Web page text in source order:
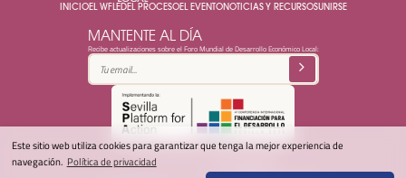
Este sitio web utiliza cookies para garantizar que tenga la mejor experiencia de
navegación. Política de privacidad
INICIOEL WFLEDEL PROCESOEL EVENTONOTICIAS Y RECURSOSUNIRSE
MANTENTE AL DÍA
Recibe actualizaciones sobre el Foro Mundial de Desarrollo Económico Local:
© 2025 Foro Mundial DEL -